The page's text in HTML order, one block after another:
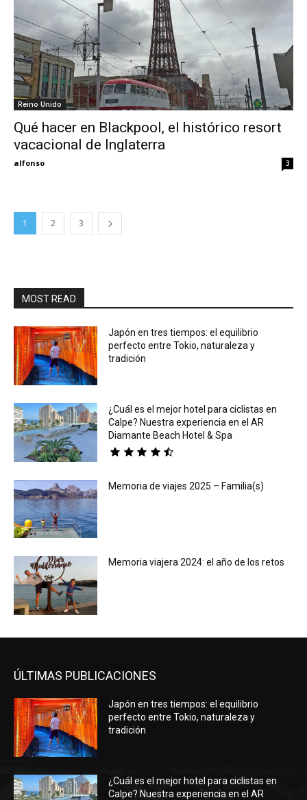
Reino Unido
Qué hacer en Blackpool, el histórico resort
vacacional de Inglaterra
alfonso 3
1 2 3
MOST READ
Japón en tres tiempos: el equilibrio
perfecto entre Tokio, naturaleza y
tradición
¿Cuál es el mejor hotel para ciclistas en
Calpe? Nuestra experiencia en el AR
Diamante Beach Hotel & Spa
Memoria de viajes 2025 – Familia(s)
Memoria viajera 2024: el año de los retos
ÚLTIMAS PUBLICACIONES
Japón en tres tiempos: el equilibrio
perfecto entre Tokio, naturaleza y
tradición
¿Cuál es el mejor hotel para ciclistas en
Calpe? Nuestra experiencia en el AR